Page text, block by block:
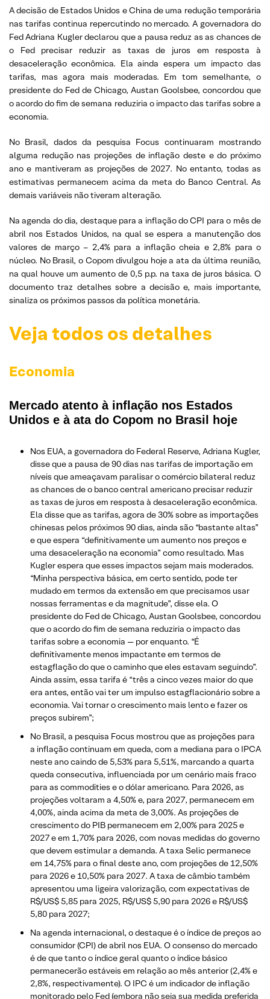
A decisão de Estados Unidos e China de uma redução temporária
nas tarifas continua repercutindo no mercado. A governadora do
Fed Adriana Kugler declarou que a pausa reduz as as chances de
o Fed precisar reduzir as taxas de juros em resposta à
desaceleração econômica. Ela ainda espera um impacto das
tarifas, mas agora mais moderadas. Em tom semelhante, o
presidente do Fed de Chicago, Austan Goolsbee, concordou que
o acordo do fim de semana reduziria o impacto das tarifas sobre a
economia.
No Brasil, dados da pesquisa Focus continuaram mostrando
alguma redução nas projeções de inflação deste e do próximo
ano e mantiveram as projeções de 2027. No entanto, todas as
estimativas permanecem acima da meta do Banco Central. As
demais variáveis não tiveram alteração.
Na agenda do dia, destaque para a inflação do CPI para o mês de
abril nos Estados Unidos, na qual se espera a manutenção dos
valores de março – 2,4% para a inflação cheia e 2,8% para o
núcleo. No Brasil, o Copom divulgou hoje a ata da última reunião,
na qual houve um aumento de 0,5 p.p. na taxa de juros básica. O
documento traz detalhes sobre a decisão e, mais importante,
sinaliza os próximos passos da política monetária.
Veja todos os detalhes
Economia
Mercado atento à inflação nos Estados
Unidos e à ata do Copom no Brasil hoje
Nos EUA, a governadora do Federal Reserve, Adriana Kugler,
disse que a pausa de 90 dias nas tarifas de importação em
níveis que ameaçavam paralisar o comércio bilateral reduz
as chances de o banco central americano precisar reduzir
as taxas de juros em resposta à desaceleração econômica.
Ela disse que as tarifas, agora de 30% sobre as importações
chinesas pelos próximos 90 dias, ainda são “bastante altas”
e que espera “definitivamente um aumento nos preços e
uma desaceleração na economia” como resultado. Mas
Kugler espera que esses impactos sejam mais moderados.
“Minha perspectiva básica, em certo sentido, pode ter
mudado em termos da extensão em que precisamos usar
nossas ferramentas e da magnitude”, disse ela. O
presidente do Fed de Chicago, Austan Goolsbee, concordou
que o acordo do fim de semana reduziria o impacto das
tarifas sobre a economia — por enquanto. “É
definitivamente menos impactante em termos de
estagflação do que o caminho que eles estavam seguindo”.
Ainda assim, essa tarifa é “três a cinco vezes maior do que
era antes, então vai ter um impulso estagflacionário sobre a
economia. Vai tornar o crescimento mais lento e fazer os
preços subirem”;
No Brasil, a pesquisa Focus mostrou que as projeções para
a inflação continuam em queda, com a mediana para o IPCA
neste ano caindo de 5,53% para 5,51%, marcando a quarta
queda consecutiva, influenciada por um cenário mais fraco
para as commodities e o dólar americano. Para 2026, as
projeções voltaram a 4,50% e, para 2027, permanecem em
4,00%, ainda acima da meta de 3,00%. As projeções de
crescimento do PIB permanecem em 2,00% para 2025 e
2027 e em 1,70% para 2026, com novas medidas do governo
que devem estimular a demanda. A taxa Selic permanece
em 14,75% para o final deste ano, com projeções de 12,50%
para 2026 e 10,50% para 2027. A taxa de câmbio também
apresentou uma ligeira valorização, com expectativas de
R$/US$ 5,85 para 2025, R$/US$ 5,90 para 2026 e R$/US$
5,80 para 2027;
Na agenda internacional, o destaque é o índice de preços ao
consumidor (CPI) de abril nos EUA. O consenso do mercado
é de que tanto o índice geral quanto o índice básico
permanecerão estáveis em relação ao mês anterior (2,4% e
2,8%, respectivamente). O IPC é um indicador de inflação
monitorado pelo Fed (embora não seja sua medida preferida